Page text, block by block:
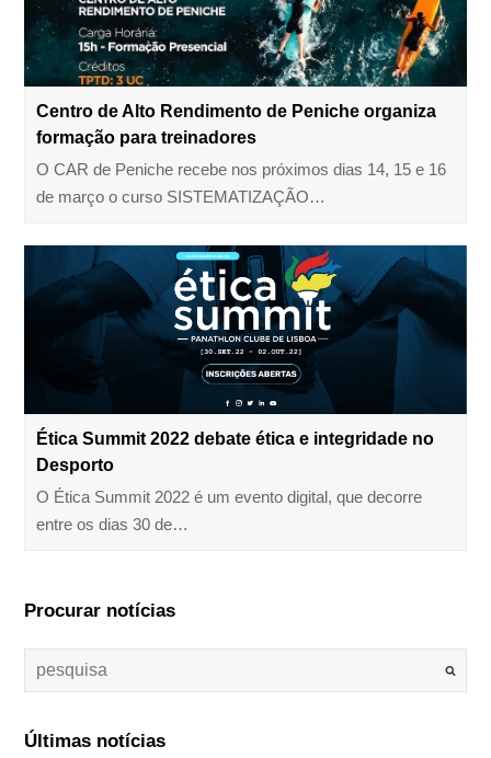
Centro de Alto Rendimento de Peniche organiza
formação para treinadores
O CAR de Peniche recebe nos próximos dias 14, 15 e 16
de março o curso SISTEMATIZAÇÃO…
Ética Summit 2022 debate ética e integridade no
Desporto
O Ética Summit 2022 é um evento digital, que decorre
entre os dias 30 de…
Procurar notícias
Últimas notícias